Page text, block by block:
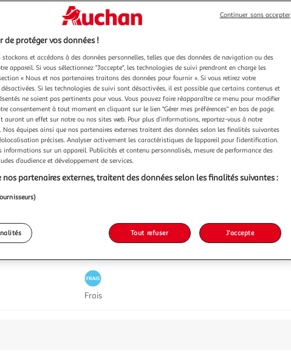
Frais
de protéger vos données !
et accédons à des données personnelles, telles que des données de navigation ou des
appareil. Si vous sélectionnez "J'accepte", les technologies de suivi prendront en charge les
« Nous et nos partenaires traitons des données pour fournir ». Si vous retirez votre
Si les technologies de suivi sont désactivées, il est possible que certains contenus et
ne soient pas pertinents pour vous. Vous pouvez faire réapparaître ce menu pour modifier
consentement à tout moment en cliquant sur le lien "Gérer mes préférences" en bas de page.
auront un effet sur notre ou nos sites web. Pour plus d’informations, reportez-vous à notre
équipes ainsi que nos partenaires externes traitent des données selon les finalités suivantes
précises. Analyser activement les caractéristiques de l’appareil pour l’identification.
informations sur un appareil. Publicités et contenu personnalisés, mesure de performance des
d’audience et développement de services.
nos partenaires externes, traitent des données selon les finalités suivantes :
Tout refuser J'accepte
Continuer sans accepter